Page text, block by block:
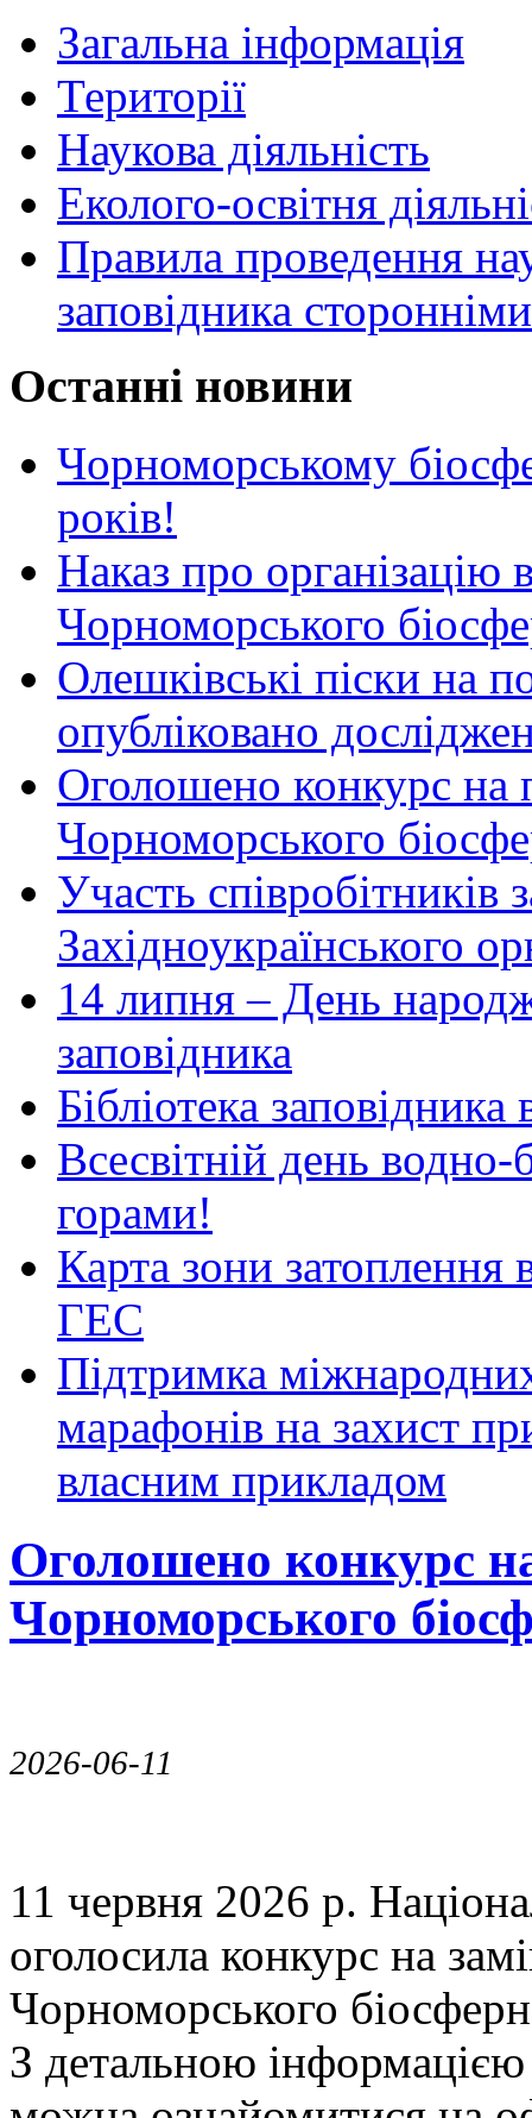
Загальна інформація
Території
Наукова діяльність
Еколого-освітня
Правила проведення
заповідника
Останні новини
Чорноморському
років!
Наказ про організацію
Чорноморського
Олешківські піски на
опубліковано
Оголошено конкурс на
Чорноморського
Участь співробітників
Західноукраїнського
14 липня – День
заповідника
Бібліотека
Всесвітній день
горами!
Карта зони затоплення
ГЕС
Підтримка
марафонів на захист
власним прикладом
Оголошено конкурс
Чорноморського
2026-06-11
11 червня 2026 р.
оголосила конкурс на
Чорноморського
З детальною